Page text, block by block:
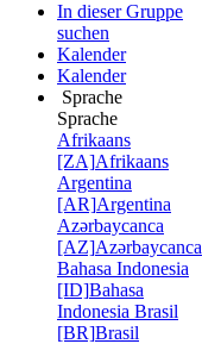
In dieser Gruppe
suchen
Kalender
Kalender
Sprache
Sprache
Afrikaans
[ZA]Afrikaans
Argentina
[AR]Argentina
Azərbaycanca
[AZ]Azərbaycanca
Bahasa Indonesia
[ID]Bahasa
Indonesia Brasil
[BR]Brasil